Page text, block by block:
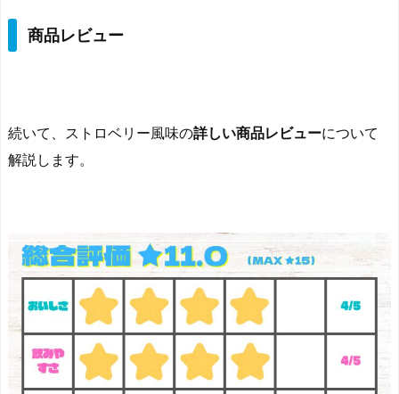
商品レビュー
続いて、ストロベリー風味の詳しい商品レビューについて
解説します。